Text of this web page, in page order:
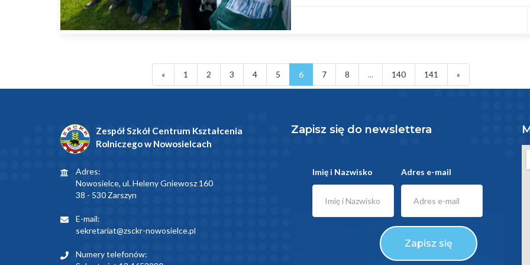
« 1 2 3 4 5 6 7 8 ... 140 141 »
Zespół Szkół Centrum Kształcenia
Rolniczego w Nowosielcach
Adres:
Nowosielce, ul. Heleny Gniewosz 160
38 - 530 Zarszyn
E-mail:
sekretariat@zsckr-nowosielce.pl
Numery telefonów:
Zapisz się do newslettera
Imię i Nazwisko Adres e-mail
Zapisz się